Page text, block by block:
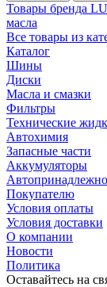
Товары бренда
масла
Все товары из
Каталог
Шины
Диски
Масла и смазки
Фильтры
Технические
Автохимия
Запасные части
Аккумуляторы
Покупателю
Условия оплаты
Условия доставки
О компании
Новости
Политика
Оставайтесь на